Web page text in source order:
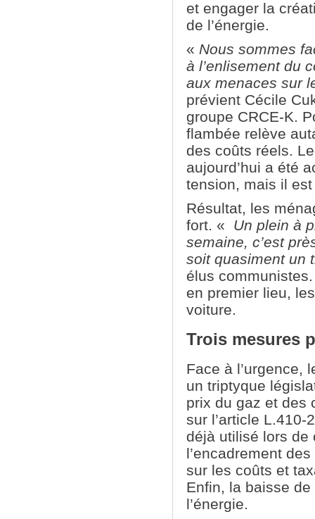
et engager la
de l’énergie.
« Nous sommes
à l’enlisement du
aux menaces sur
prévient Cécile
groupe CRCE-K.
flambée relève
des coûts réels.
aujourd’hui a été
tension, mais il
Résultat, les
fort. «
Un plein à
semaine, c’est
soit quasiment un
élus
en premier lieu,
voiture.
Trois mesures
Face à l’urgence,
un triptyque
prix du gaz et des
sur l’article L.410-
déjà utilisé lors de
l’encadrement
sur les coûts et
Enfin, la baisse
l’énergie.